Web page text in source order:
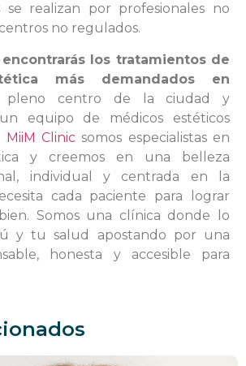
se realizan por profesionales no
no regulados.
encontrarás los tratamientos de
más demandados en
centro de la ciudad y
equipo de médicos estéticos
MiiM Clinic somos especialistas en
y creemos en una belleza
individual y centrada en la
cada paciente para lograr
Somos una clínica donde lo
y tu salud apostando por una
honesta y accesible para